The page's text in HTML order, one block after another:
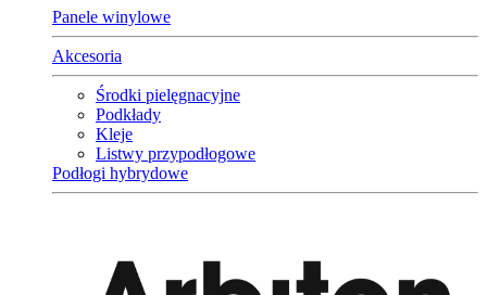
Panele winylowe
Akcesoria
Środki pielęgnacyjne
Podkłady
Kleje
Listwy przypodłogowe
Podłogi hybrydowe